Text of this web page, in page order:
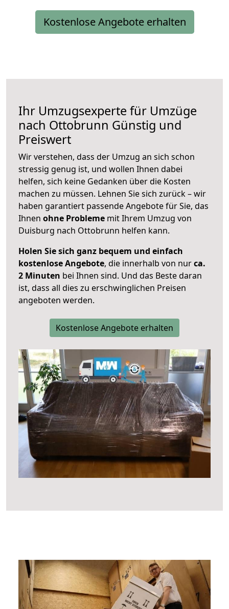
Kostenlose Angebote erhalten
Ihr Umzugsexperte für Umzüge
nach Ottobrunn Günstig und
Preiswert
Wir verstehen, dass der Umzug an sich schon
stressig genug ist, und wollen Ihnen dabei
helfen, sich keine Gedanken über die Kosten
machen zu müssen. Lehnen Sie sich zurück – wir
haben garantiert passende Angebote für Sie, das
Ihnen ohne Probleme mit Ihrem Umzug von
Duisburg nach Ottobrunn helfen kann.
Holen Sie sich ganz bequem und einfach
kostenlose Angebote, die innerhalb von nurca.
2 Minuten bei Ihnen sind. Und das Beste daran
ist, dass all dies zu erschwinglichen Preisen
angeboten werden.
Kostenlose Angebote erhalten